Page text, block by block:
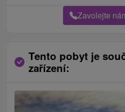
Zavolejte
Tento pobyt je
zařízení: